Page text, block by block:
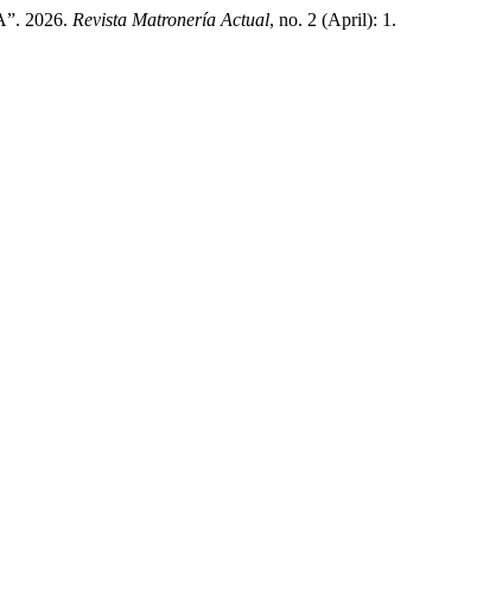
2026. Revista Matronería Actual, no. 2 (April): 1.